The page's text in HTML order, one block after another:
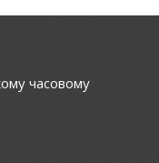
часовому